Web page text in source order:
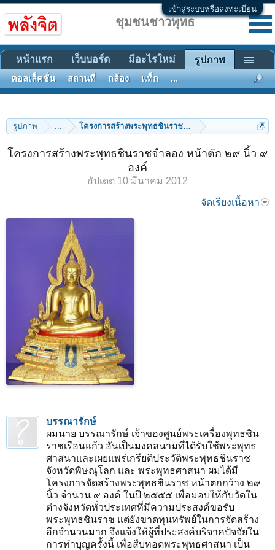
เข้าสู่ระบบหรือลงทะเบียน
รูปภาพ ... โครงการสร้างพระพุทธชินราชจำลอง หน้าตัก ๒๙ นิ้ว ๙
โครงการสร้างพระพุทธชินราชจำลอง หน้าตัก ๒๙ นิ้ว ๙
องค์
อัปเดต 10 มีนาคม 2012
จัดเรียงเนื้อหา
บรรณารักษ์
ผมนาย บรรณารักษ์ เจ้าของศูนย์พระเครื่องพุทธชิน
ราชเรือนแก้ว อันเป็นมงคลนามที่ได้รับใช้พระพุทธ
ศาสนาและเผยแพร่เกรียติประวัติพระพุทธชินราช
จังหวัดพิษณุโลก และ พระพุทธศาสนา ผมได้มี
โครงการจัดสร้างพระพุทธชินราช หน้าตกกว้าง ๒๙
นิ้ว จำนวน ๙ องค์ ในปี ๒๕๕๕ เพื่อมอบให้กับวัดใน
ต่างจังหวัดทั่วประเทศที่มีความประสงค์ขอรับ
พระพุทธชินราช แต่ยังขาดทุนทรัพย์ในการจัดสร้าง
อีกจำนวนมาก จึงแจ้งให้ผู้ที่ประสงค์บริจาคปัจจัยใน
การทำบุญครั้งนี้ เพื่อสืบทอดพระพุทธศาสนา เป็น
ชุมชนชาวพุทธ
หน้าแรก เว็บบอร์ด มีอะไรใหม่ รูปภาพ
คอลเล็คชั่น สถานที่ กล้อง แท็ก ...